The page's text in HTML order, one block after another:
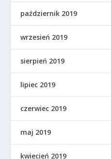
październik 2019
wrzesień 2019
sierpień 2019
lipiec 2019
czerwiec 2019
maj 2019
kwiecień 2019